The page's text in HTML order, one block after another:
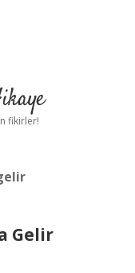
fikirler!
Gelir